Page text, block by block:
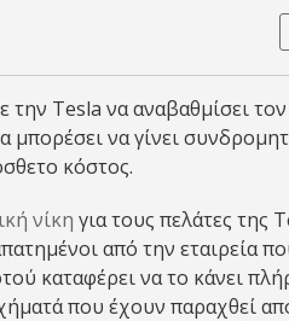
την Tesla να αναβαθμίσει
μπορέσει να γίνει
κόστος.
νίκη για τους πελάτες της
από την εταιρεία
καταφέρει να το κάνει
που έχουν παραχθεί